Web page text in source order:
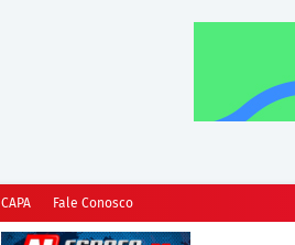
CAPA Fale Conosco